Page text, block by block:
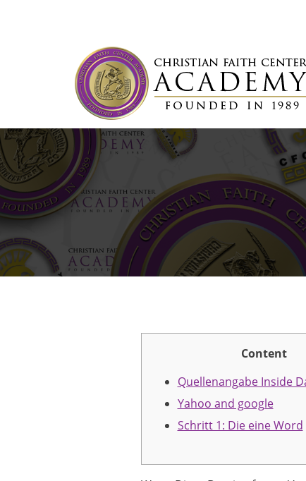
Content
Quellenangabe Inside
Yahoo and google
Schritt 1: Die eine Word